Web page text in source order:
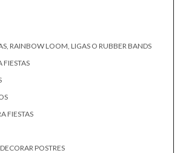
RAINBOW LOOM, LIGAS O RUBBER BANDS
FIESTAS
FIESTAS
POSTRES